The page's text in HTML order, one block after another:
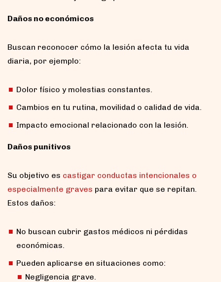
Daños no económicos
Buscan reconocer cómo la lesión afecta tu vida
diaria, por ejemplo:
Dolor físico y molestias constantes.
Cambios en tu rutina, movilidad o calidad de vida.
Impacto emocional relacionado con la lesión.
Daños punitivos
Su objetivo es castigar conductas intencionales o
especialmente graves para evitar que se repitan.
Estos daños:
No buscan cubrir gastos médicos ni pérdidas
económicas.
Pueden aplicarse en situaciones como:
Negligencia grave.